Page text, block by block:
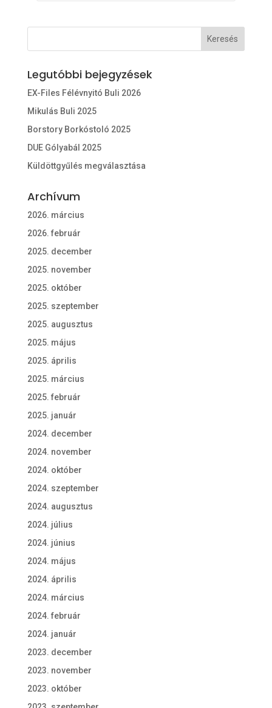
Legutóbbi bejegyzések
EX-Files Félévnyitó Buli 2026
Mikulás Buli 2025
Borstory Borkóstoló 2025
DUE Gólyabál 2025
Küldöttgyűlés megválasztása
Archívum
2026. március
2026. február
2025. december
2025. november
2025. október
2025. szeptember
2025. augusztus
2025. május
2025. április
2025. március
2025. február
2025. január
2024. december
2024. november
2024. október
2024. szeptember
2024. augusztus
2024. július
2024. június
2024. május
2024. április
2024. március
2024. február
2024. január
2023. december
2023. november
2023. október